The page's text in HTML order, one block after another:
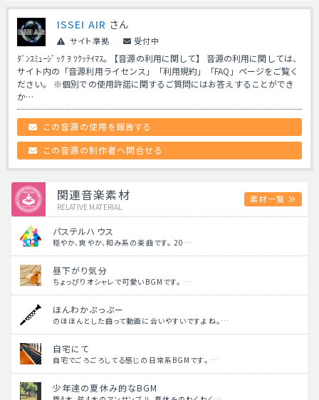
ISSEI AIR さん
サイト準拠 受付中
ﾀﾞﾝｽﾐｭｰｼﾞｯｸ ｦ ﾂｸｯﾃｲﾏｽ｡ 【音源の利用に関して】 音源の利用に関しては、
サイト内の「音源利用ライセンス」「利用規約」「FAQ」ページをご覧く
ださい。 ※個別での使用許諾に関するご質問にはお答えすることができ
か…
この音源の使用を報告する
この音源の制作者へ問合せる
関連音楽素材
RELATIVE MATERIAL
素材一覧
パステルハウス
穏やか、爽やか、和み系の楽曲です。 20…
昼下がり気分
ちょっぴりオシャレで可愛いBGMです。 …
ほんわかぷっぷー
のほほんとした曲って動画に合いやすいですよね。…
自宅にて
自宅でごろごろしてる感じの日常系BGMです。 …
少年達の夏休み的なBGM